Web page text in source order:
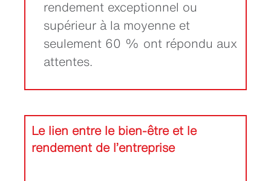
rendement exceptionnel ou
supérieur à la moyenne et
seulement 60 % ont répondu aux
attentes.
Le lien entre le bien-être et le
rendement de l’entreprise